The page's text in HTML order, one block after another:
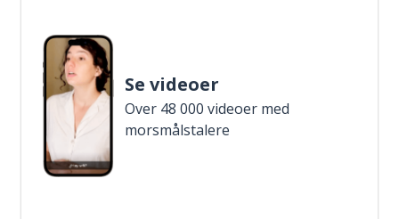
Se videoer
Over 48 000 videoer med
morsmålstalere